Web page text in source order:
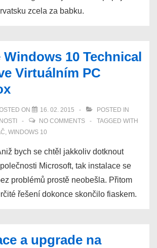
zcela za babku.
Windows 10 Technical
Virtuálním PC
ON 16. 02. 2015
POSTED IN
NO COMMENTS
TAGGED WITH
, WINDOWS 10
bych se chtěl jakkoliv dotknout
Microsoft, tak instalace se
problémů prostě neobešla. Přitom
řešení dokonce skončilo fiaskem.
a upgrade na